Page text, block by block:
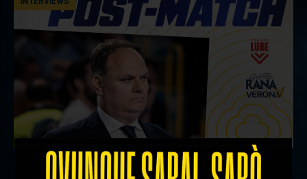
18 aprile 2026